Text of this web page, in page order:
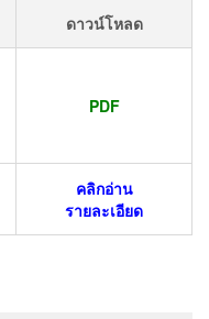
ดาวน์โหลด
PDF
คลิกอ่าน
รายละเอียด